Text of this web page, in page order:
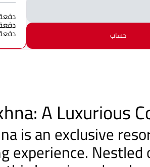
حساب
A Luxurious
is an exclusive
experience.